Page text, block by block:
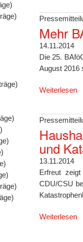
Mehr
14.11.2014
Die 25.
August 2016
Weiterlesen
und
13.11.2014
Erfreut
CDU/CSU
Weiterlesen